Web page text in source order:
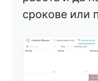
срокове или